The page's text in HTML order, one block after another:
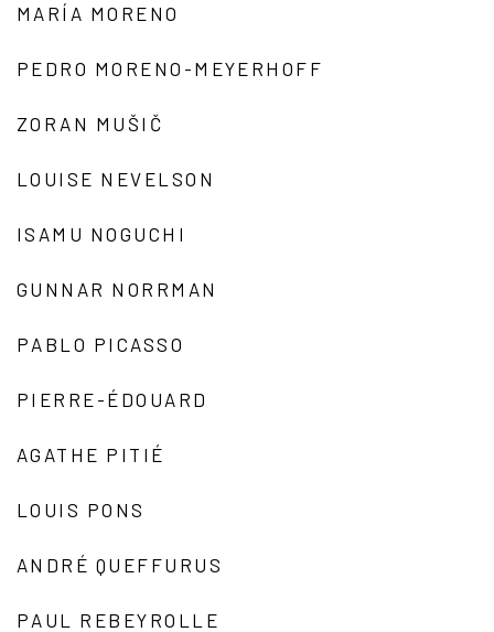
MARÍA MORENO
PEDRO MORENO-MEYERHOFF
ZORAN MUŠIČ
LOUISE NEVELSON
ISAMU NOGUCHI
GUNNAR NORRMAN
PABLO PICASSO
PIERRE-ÉDOUARD
AGATHE PITIÉ
LOUIS PONS
ANDRÉ QUEFFURUS
PAUL REBEYROLLE